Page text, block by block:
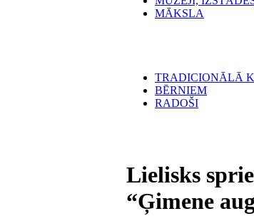
MĀKSLA
TRADICIONĀLĀ
BĒRNIEM
RADOŠI
Lielisks
“Ģimene